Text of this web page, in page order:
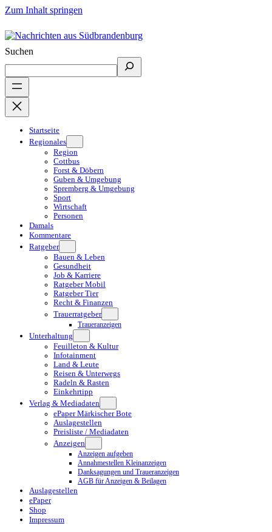
Zum Inhalt springen
Suchen
Startseite
Regionales
Region
Cottbus
Forst & Döbern
Guben & Umgebung
Spremberg & Umgebung
Sport
Wirtschaft
Personen
Damals
Kommentare
Ratgeber
Bauen & Leben
Gesundheit
Job & Karriere
Ratgeber Mobil
Ratgeber Tier
Recht & Finanzen
Trauerratgeber
Traueranzeigen
Unterhaltung
Feuilleton & Kultur
Infotainment
Land & Leute
Reisen & Unterwegs
Radeln & Rasten
Einkehrtipp
Verlag & Mediadaten
ePaper Märkischer Bote
Auslagestellen
Preisliste / Mediadaten
Anzeigen
Anzeigen aufgeben
Annahmestellen Kleinanzeigen
Danksagungen und Traueranzeigen
AGB für Anzeigen & Beilagen
Auslagestellen
ePaper
Shop
Impressum